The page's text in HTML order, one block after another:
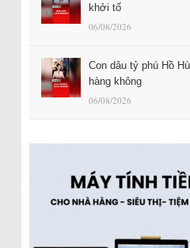
khởi tố
06/08/2026
Con dâu tỷ phú Hồ
hàng không
06/08/2026